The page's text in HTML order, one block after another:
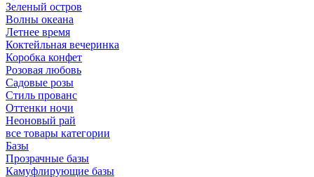
Зеленый остров
Волны океана
Летнее время
Коктейльная вечеринка
Коробка конфет
Розовая любовь
Садовые розы
Стиль прованс
Оттенки ночи
Неоновый рай
все товары категории
Базы
Прозрачные базы
Камуфлирующие базы